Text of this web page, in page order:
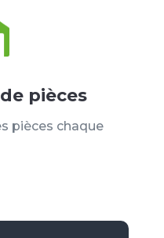
pièces
pièces chaque